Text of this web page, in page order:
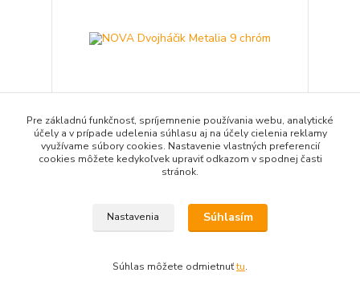
NOVA Dvojháčik Metalia 9 chróm
Pridať do košíka
Pre základnú funkčnosť, spríjemnenie používania webu, analytické
účely a v prípade udelenia súhlasu aj na účely cielenia reklamy
využívame súbory cookies. Nastavenie vlastných preferencií
cookies môžete kedykoľvek upraviť odkazom v spodnej časti
stránok.
Nastavenia Súhlasím
Súhlas môžete odmietnuťtu.